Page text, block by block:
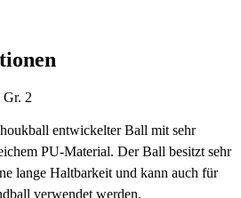
2
entwickelter Ball mit sehr
PU-Material. Der Ball besitzt sehr
lange Haltbarkeit und kann auch für
verwendet werden.